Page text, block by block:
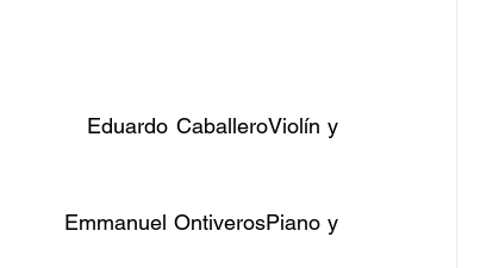
Eduardo CaballeroViolín y
Emmanuel OntiverosPiano y